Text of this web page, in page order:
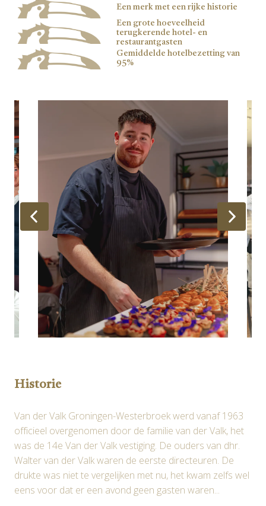
Een merk met een rijke historie
Een grote hoeveelheid
terugkerende hotel- en
restaurantgasten
Gemiddelde hotelbezetting van
95%
Historie
Van der Valk Groningen-Westerbroek werd vanaf 1963
officieel overgenomen door de familie van der Valk, het
was de 14e Van der Valk vestiging. De ouders van dhr.
Walter van der Valk waren de eerste directeuren. De
drukte was niet te vergelijken met nu, het kwam zelfs wel
eens voor dat er een avond geen gasten waren...